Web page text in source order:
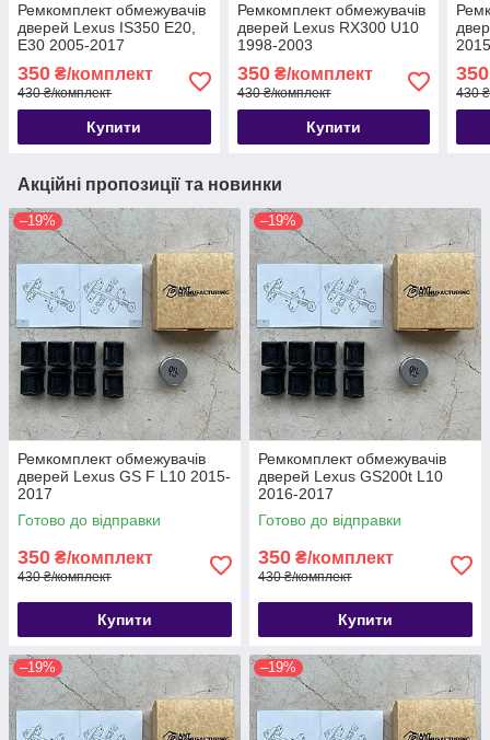
Ремкомплект обмежувачів
дверей Lexus IS350 E20,
E30 2005-2017
350 ₴/комплект
430 ₴/комплект
Купити
Ремкомплект обмежувачів
дверей Lexus RX300 U10
1998-2003
350₴/комплект
430 ₴/комплект
Купити
350
430
Акційні пропозиції та новинки
–19%
Ремкомплект обмежувачів
дверей Lexus GS F L10 2015-
2017
Готово до відправки
350 ₴/комплект
430 ₴/комплект
Купити
–19%
Ремкомплект обмежувачів
дверей Lexus GS200t L10
2016-2017
Готово до відправки
350 ₴/комплект
430 ₴/комплект
Купити
–19% –19%